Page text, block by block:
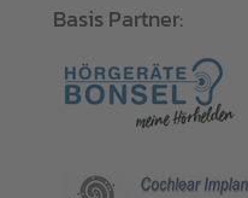
Basis Partner: